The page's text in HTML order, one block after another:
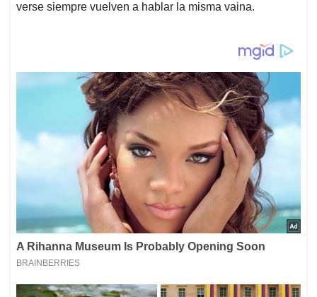
verse siempre vuelven a hablar la misma vaina.